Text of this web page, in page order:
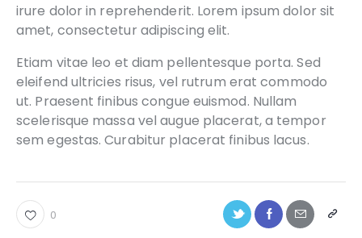
irure dolor in reprehenderit. Lorem ipsum dolor sit
amet, consectetur adipiscing elit.
Etiam vitae leo et diam pellentesque porta. Sed
eleifend ultricies risus, vel rutrum erat commodo
ut. Praesent finibus congue euismod. Nullam
scelerisque massa vel augue placerat, a tempor
sem egestas. Curabitur placerat finibus lacus.
0